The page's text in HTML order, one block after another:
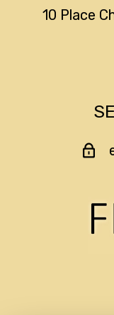
10 Place